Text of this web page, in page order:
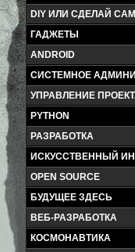
DIY ИЛИ СДЕЛАЙ САМ
ГАДЖЕТЫ
ANDROID
СИСТЕМНОЕ
УПРАВЛЕНИЕ
PYTHON
РАЗРАБОТКА
ИСКУССТВЕННЫЙ
OPEN SOURCE
БУДУЩЕЕ ЗДЕСЬ
ВЕБ-РАЗРАБОТКА
КОСМОНАВТИКА